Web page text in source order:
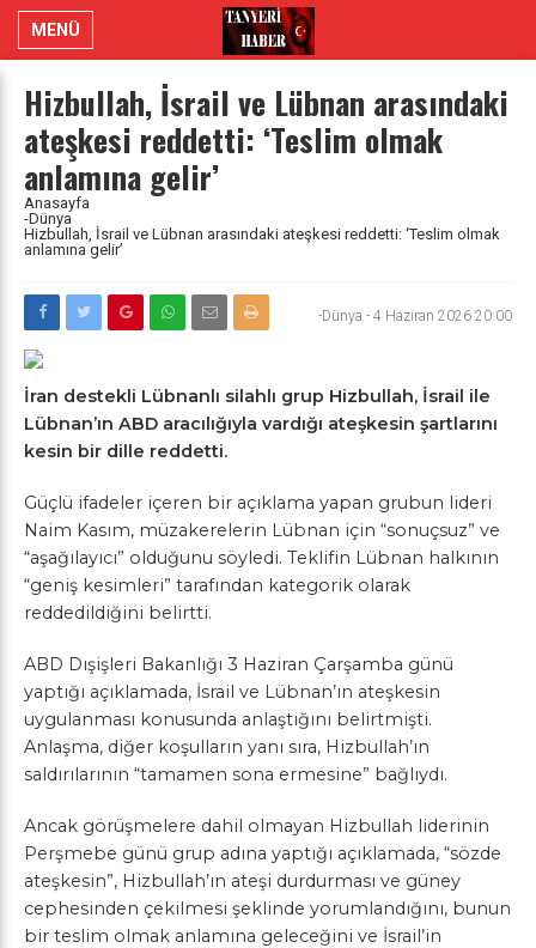
MENÜ
Hizbullah, İsrail ve Lübnan arasındaki
ateşkesi reddetti: ‘Teslim olmak
anlamına gelir’
Anasayfa
-Dünya
Hizbullah, İsrail ve Lübnan arasındaki ateşkesi reddetti: ‘Teslim olmak
anlamına gelir’
-Dünya - 4 Haziran 2026 20:00
İran destekli Lübnanlı silahlı grup Hizbullah, İsrail ile
Lübnan’ın ABD aracılığıyla vardığı ateşkesin şartlarını
kesin bir dille reddetti.
Güçlü ifadeler içeren bir açıklama yapan grubun lideri
Naim Kasım, müzakerelerin Lübnan için “sonuçsuz” ve
“aşağılayıcı” olduğunu söyledi. Teklifin Lübnan halkının
“geniş kesimleri” tarafından kategorik olarak
reddedildiğini belirtti.
ABD Dışişleri Bakanlığı 3 Haziran Çarşamba günü
yaptığı açıklamada, İsrail ve Lübnan’ın ateşkesin
uygulanması konusunda anlaştığını belirtmişti.
Anlaşma, diğer koşulların yanı sıra, Hizbullah’ın
saldırılarının “tamamen sona ermesine” bağlıydı.
Ancak görüşmelere dahil olmayan Hizbullah liderinin
Perşmebe günü grup adına yaptığı açıklamada, “sözde
ateşkesin”, Hizbullah’ın ateşi durdurması ve güney
cephesinden çekilmesi şeklinde yorumlandığını, bunun
bir teslim olmak anlamına geleceğini ve İsrail’in